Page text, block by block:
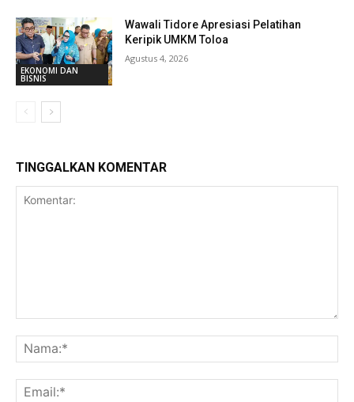
EKONOMI DAN
BISNIS
Wawali Tidore Apresiasi Pelatihan
Keripik UMKM Toloa
Agustus 4, 2026
TINGGALKAN KOMENTAR